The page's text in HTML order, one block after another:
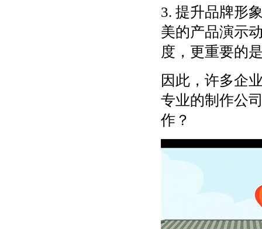
3. 提升品牌形
美的产品演示
度，更重要的
因此，许多企
专业的制作公
作？